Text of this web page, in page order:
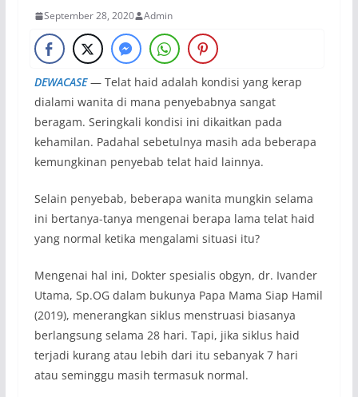
September 28, 2020 Admin
DEWACASE— Telat haid adalah kondisi yang kerap
dialami wanita di mana penyebabnya sangat
beragam. Seringkali kondisi ini dikaitkan pada
kehamilan. Padahal sebetulnya masih ada beberapa
kemungkinan penyebab telat haid lainnya.
Selain penyebab, beberapa wanita mungkin selama
ini bertanya-tanya mengenai berapa lama telat haid
yang normal ketika mengalami situasi itu?
Mengenai hal ini, Dokter spesialis obgyn, dr. Ivander
Utama, Sp.OG dalam bukunya Papa Mama Siap Hamil
(2019), menerangkan siklus menstruasi biasanya
berlangsung selama 28 hari. Tapi, jika siklus haid
terjadi kurang atau lebih dari itu sebanyak 7 hari
atau seminggu masih termasuk normal.